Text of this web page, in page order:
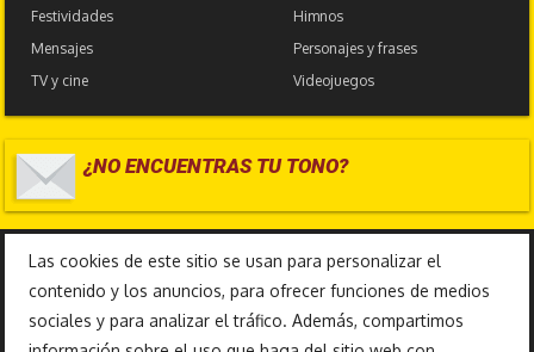
Festividades
Himnos
Mensajes
Personajes y frases
TV y cine
Videojuegos
¿NO ENCUENTRAS TU TONO?
Las cookies de este sitio se usan para personalizar el
contenido y los anuncios, para ofrecer funciones de medios
sociales y para analizar el tráfico. Además, compartimos